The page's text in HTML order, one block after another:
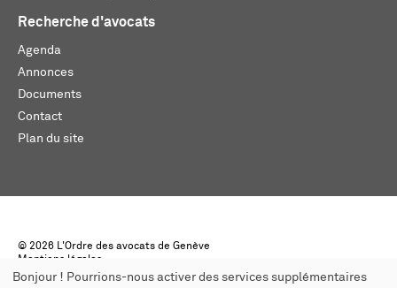
Recherche d'avocats
Agenda
Annonces
Documents
Contact
Plan du site
© 2026 L'Ordre des avocats de Genève
Mentions légales
Créé par monoloco
Bonjour ! Pourrions-nous activer des services supplémentaires